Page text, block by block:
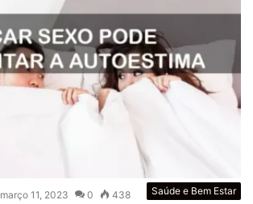
Saúde e Bem Estar
março 11, 2023 0 438